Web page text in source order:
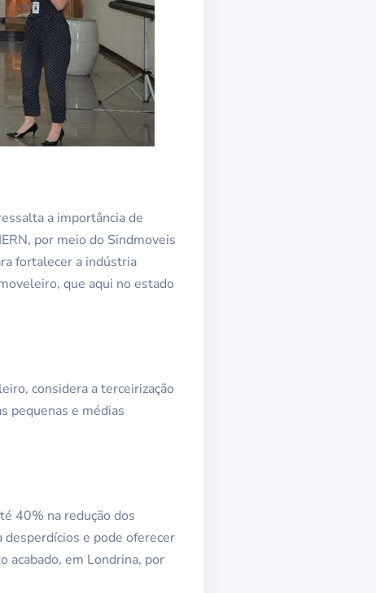
a importância de
por meio do Sindmoveis
fortalecer a indústria
que aqui no estado
considera a terceirização
pequenas e médias
40% na redução dos
e pode oferecer
acabado, em Londrina, por